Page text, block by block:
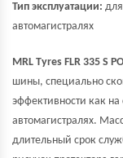
Тип эксплуатации:
автомагистралях
MRL Tyres FLR 335 S
шины, специально
эффективности как на
автомагистралях.
длительный срок